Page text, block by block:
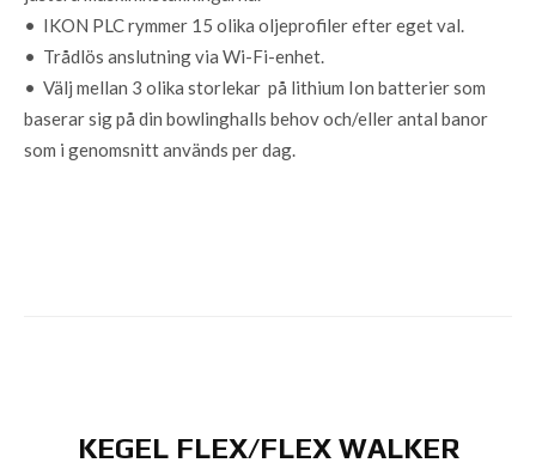
• IKON PLC rymmer 15 olika oljeprofiler efter eget val.
• Trådlös anslutning via Wi-Fi-enhet.
• Välj mellan 3 olika storlekar på lithium Ion batterier som
baserar sig på din bowlinghalls behov och/eller antal banor
som i genomsnitt används per dag.
KEGEL FLEX/FLEX WALKER